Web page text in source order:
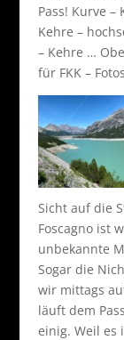
Pass! Kurve –
Kehre –
– Kehre …
für FKK –
Sicht auf die
Foscagno ist
unbekannte
Sogar die
wir mittags
läuft dem
einig. Weil es